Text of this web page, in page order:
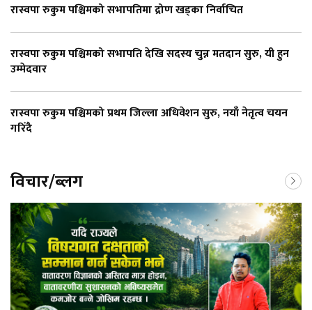
रास्वपा रुकुम पश्चिमको सभापतिमा द्रोण खड्का निर्वाचित
रास्वपा रुकुम पश्चिमको सभापति देखि सदस्य चुन्न मतदान सुरु, यी हुन
उम्मेदवार
रास्वपा रुकुम पश्चिमको प्रथम जिल्ला अधिवेशन सुरु, नयाँ नेतृत्व चयन
गरिँदै
विचार/ब्लग